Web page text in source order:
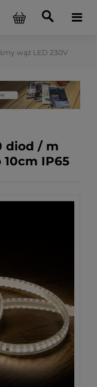
wąż LED 230V
diod / m
10cm IP65